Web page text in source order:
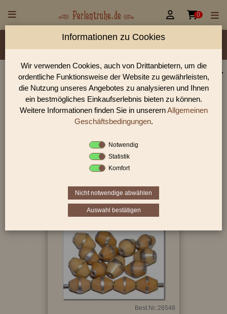
 0
Material/Glassorte Sorte/Form Farbe
Größen
Lochdurchmesser
Perlen Shop für geschliffene Perlen
In unserem Perlen Shop finden sie zahlreich geschliffene
Perlen und viele weiter Glasperlen.
Sie befinden sich in folgender Kategorie:
geschliffene Perlen
Best.Nr.:26548
Informationen zu Cookies
Wir verwenden Cookies, auch von Drittanbietern, um die
ordentliche Funktionsweise der Website zu gewährleisten,
die Nutzung unseres Angebotes zu analysieren und Ihnen
ein bestmögliches Einkaufserlebnis bieten zu können.
Weitere Informationen finden Sie in unserernAllgemeinen
Geschäftsbedingungen.
Notwendig
Statistik
Komfort
Nicht notwendige abwählen
Auswahl bestätigen